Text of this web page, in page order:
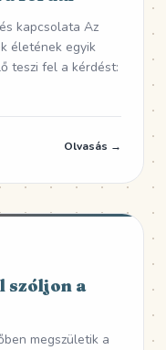
kapcsolata Az
életének egyik
teszi fel a kérdést:
Olvasás →
szóljon a
megszületik a